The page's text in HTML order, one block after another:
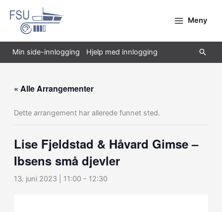
rett
innholdet
Meny
Min side-innlogging Hjelp med innlogging Søk
« Alle Arrangementer
Dette arrangement har allerede funnet sted.
Lise Fjeldstad & Håvard Gimse –
Ibsens små djevler
13. juni 2023 | 11:00 - 12:30